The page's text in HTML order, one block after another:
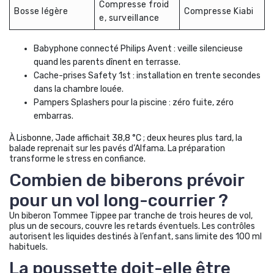
Bosse légère
Compresse froid
e, surveillance
Compresse Kiabi
Babyphone connecté Philips Avent : veille silencieuse
quand les parents dînent en terrasse.
Cache-prises Safety 1st : installation en trente secondes
dans la chambre louée.
Pampers Splashers pour la piscine : zéro fuite, zéro
embarras.
À Lisbonne, Jade affichait 38,8 °C ; deux heures plus tard, la
balade reprenait sur les pavés d’Alfama. La préparation
transforme le stress en confiance.
Combien de biberons prévoir
pour un vol long-courrier ?
Un biberon Tommee Tippee par tranche de trois heures de vol,
plus un de secours, couvre les retards éventuels. Les contrôles
autorisent les liquides destinés à l’enfant, sans limite des 100 ml
habituels.
La poussette doit-elle être